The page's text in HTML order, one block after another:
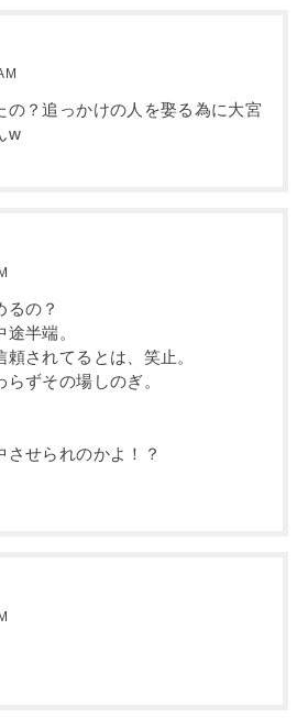
の？追っかけの人を娶る為に大宮
w
るの？
半端。
されてるとは、笑止。
ずその場しのぎ。
させられのかよ！？